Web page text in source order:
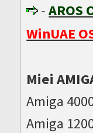
-AROS
WinUAE
Miei
Amiga
Amiga